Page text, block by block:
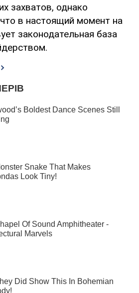
захватов, однако
в настоящий момент на
законодательная база